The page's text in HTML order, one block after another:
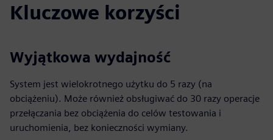
Kluczowe korzyści
Wyjątkowa wydajność
System jest wielokrotnego użytku do 5 razy (na
obciążeniu). Może również obsługiwać do 30 razy operacje
przełączania bez obciążenia do celów testowania i
uruchomienia, bez konieczności wymiany.